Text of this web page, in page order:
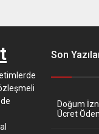
Son
Doğum
Ücret